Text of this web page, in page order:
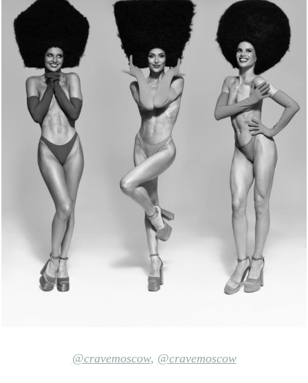
@cravemoscow, @cravemoscow